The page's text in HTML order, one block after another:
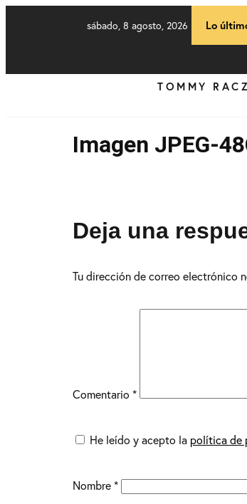
sábado, 8 agosto, 2026 Lo
TOMMY
Imagen JPEG-
Deja una
Tu dirección de correo electrónico
Comentario *
He leído y acepto la política de
Nombre*